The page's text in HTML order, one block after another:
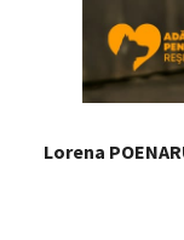
Lorena